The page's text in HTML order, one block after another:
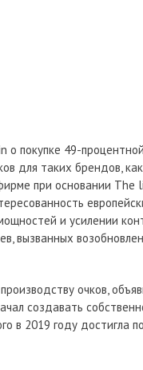
о покупке 49-
для таких брендов,
при основании The
и усилении
вызванных
очков,
создавать
в 2019 году достигла